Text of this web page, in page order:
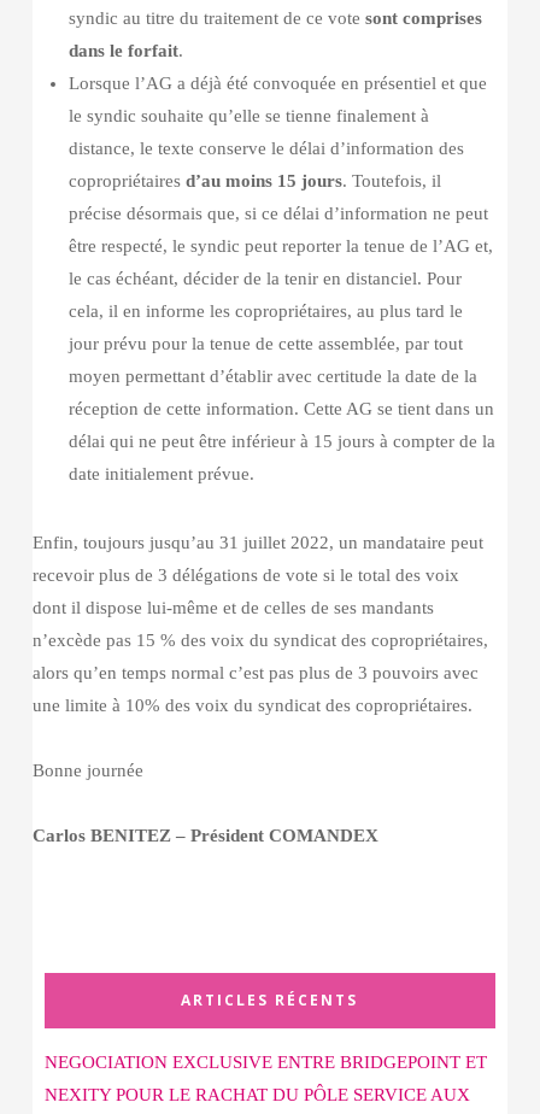
syndic au titre du traitement de ce vote sont comprises
dans le forfait.
Lorsque l’AG a déjà été convoquée en présentiel et que
le syndic souhaite qu’elle se tienne finalement à
distance, le texte conserve le délai d’information des
copropriétaires d’au moins 15 jours. Toutefois, il
précise désormais que, si ce délai d’information ne peut
être respecté, le syndic peut reporter la tenue de l’AG et,
le cas échéant, décider de la tenir en distanciel. Pour
cela, il en informe les copropriétaires, au plus tard le
jour prévu pour la tenue de cette assemblée, par tout
moyen permettant d’établir avec certitude la date de la
réception de cette information. Cette AG se tient dans un
délai qui ne peut être inférieur à 15 jours à compter de la
date initialement prévue.
Enfin, toujours jusqu’au 31 juillet 2022, un mandataire peut
recevoir plus de 3 délégations de vote si le total des voix
dont il dispose lui-même et de celles de ses mandants
n’excède pas 15 % des voix du syndicat des copropriétaires,
alors qu’en temps normal c’est pas plus de 3 pouvoirs avec
une limite à 10% des voix du syndicat des copropriétaires.
Bonne journée
Carlos BENITEZ – Président COMANDEX
ARTICLES RÉCENTS
NEGOCIATION EXCLUSIVE ENTRE BRIDGEPOINT ET
NEXITY POUR LE RACHAT DU PÔLE SERVICE AUX